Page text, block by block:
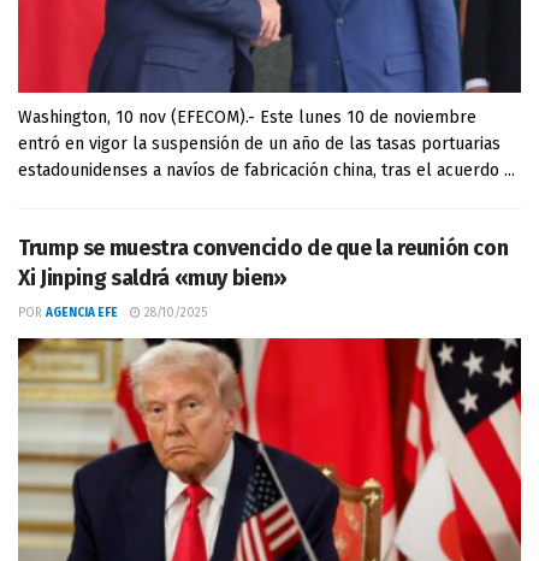
Washington, 10 nov (EFECOM).- Este lunes 10 de noviembre
entró en vigor la suspensión de un año de las tasas portuarias
estadounidenses a navíos de fabricación china, tras el acuerdo ...
Trump se muestra convencido de que la reunión con
Xi Jinping saldrá «muy bien»
POR AGENCIA EFE 28/10/2025